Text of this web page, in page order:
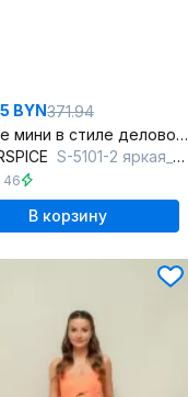
BYN371.94
платье мини в стиле деловой жакет с пуговицами
S-5101-2 яркая_морковь
46
В корзину